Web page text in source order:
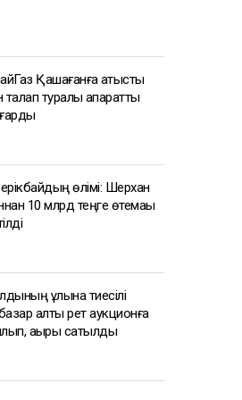
Қашағанға қатысты
талап туралы ақпаратты
өлімі: Шерхан
10 млрд теңге өтемақы
ұлына тиесілі
алты рет аукционға
ақыры сатылды